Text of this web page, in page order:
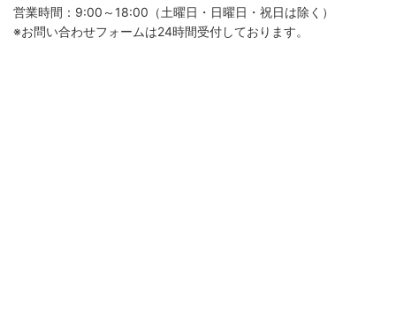
営業時間：9:00～18:00（土曜日・日曜日・祝日は除く）
※お問い合わせフォームは24時間受付しております。